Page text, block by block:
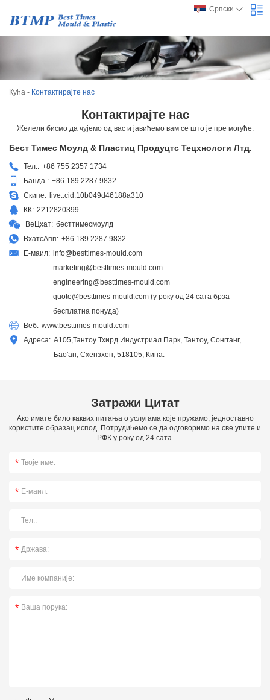
Српски
Кућа - Контактирајте нас
Контактирајте нас
Желели бисмо да чујемо од вас и јавићемо вам се што је пре могуће.
Бест Тимес Моулд & Пластиц Продуцтс Тецхнологи Лтд.
Тел.: +86 755 2357 1734
Банда.: +86 189 2287 9832
Скипе: live:.cid.10b049d46188a310
КК: 2212820399
ВеЦхат: бесттимесмоулд
ВхатсАпп: +86 189 2287 9832
Е-маил: info@besttimes-mould.com
marketing@besttimes-mould.com
engineering@besttimes-mould.com
quote@besttimes-mould.com (у року од 24 сата брза
бесплатна понуда)
Веб: www.besttimes-mould.com
Адреса: А105,Тантоу Тхирд Индустриал Парк, Тантоу, Сонгганг,
Бао'ан, Схензхен, 518105, Кина.
Затражи Цитат
Ако имате било каквих питања о услугама које пружамо, једноставно
користите образац испод. Потрудићемо се да одговоримо на све упите и
РФК у року од 24 сата.